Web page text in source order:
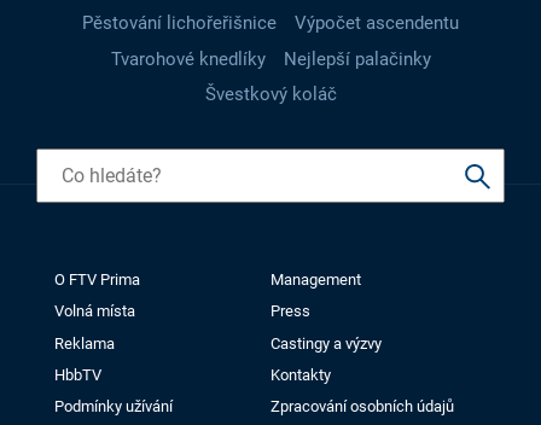
Pěstování lichořeřišnice
Výpočet ascendentu
Tvarohové knedlíky
Nejlepší palačinky
Švestkový koláč
O FTV Prima
Management
Volná místa
Press
Reklama
Castingy a výzvy
HbbTV
Kontakty
Podmínky užívání
Zpracování osobních údajů